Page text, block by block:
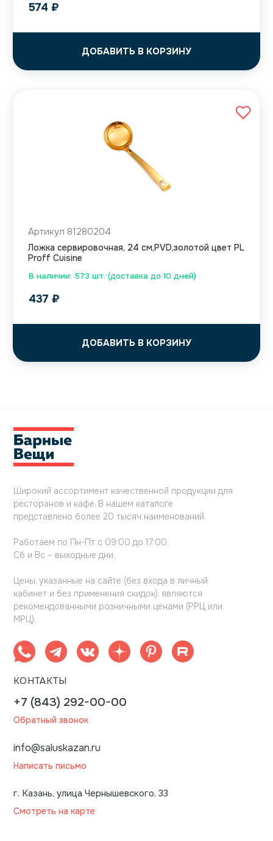
574 ₽
ДОБАВИТЬ В КОРЗИНУ
В наличии: 573 шт. (доставка до 10 дней)
Артикул 81280204
Ложка сервировочная, 24 см,PVD,золотой цвет PL
Proff Cuisine
437 ₽
ДОБАВИТЬ В КОРЗИНУ
Широкий ассортимент качественной продукции для
ресторанов и кафе. В нашем каталоге
представлено более 20 тысяч наименований.
Работаем по Пн-Пт с 09:00 до 17:00.
Сб и Вс – выходные дни.
Цены, указанные на сайте (без входа в личный
кабинет и без применения скидок), являются
рекомендованными розничными ценами (РРЦ или
МРЦ).
КОНТАКТЫ
+7 (843) 292-00-00
Обратный звонок
info@saluskazan.ru
Написать письмо
г. Казань, улица Чернышевского, 33
Смотреть на карте